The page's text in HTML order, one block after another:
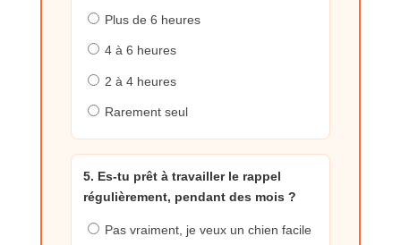
Plus de 6 heures
4 à 6 heures
2 à 4 heures
Rarement seul
5. Es-tu prêt à travailler le rappel
régulièrement, pendant des mois ?
Pas vraiment, je veux un chien facile